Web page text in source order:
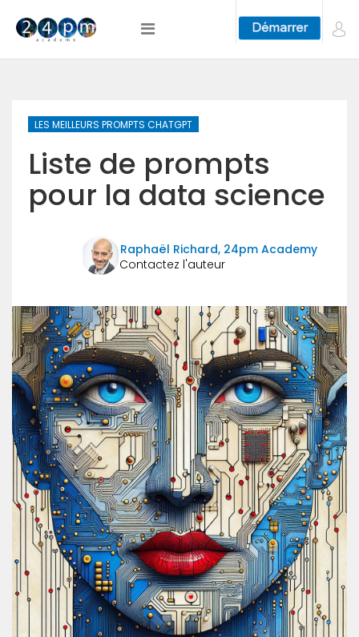
LES MEILLEURS PROMPTS CHATGPT
Liste de prompts
pour la data science
Raphaël Richard, 24pm Academy